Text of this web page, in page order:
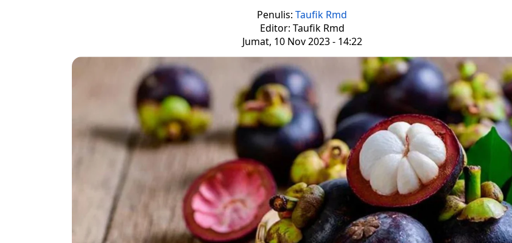
Penulis: Taufik Rmd
Editor: Taufik Rmd
Jumat, 10 Nov 2023 - 14:22